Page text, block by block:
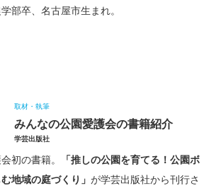
部卒、名古屋市生まれ。
取材・執筆
みんなの公園愛護会の書籍紹介
学芸出版社
初の書籍。
「推しの公園を育てる！公園ボ
地域の庭づくり」 が学芸出版社から刊行さ